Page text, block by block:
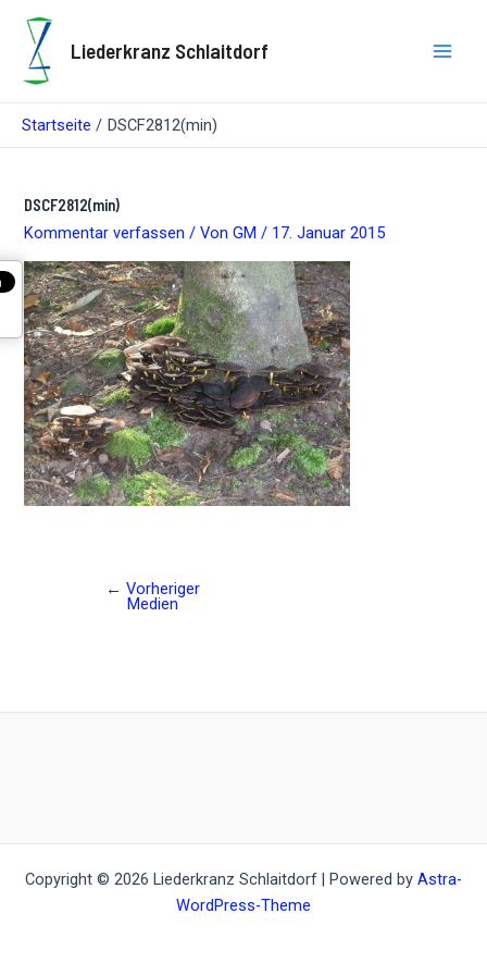
Inhalt
springen
Liederkranz Schlaitdorf
Startseite DSCF2812(min)
DSCF2812(min)
Kommentar verfassen / VonGM/ 17. Januar 2015
← Vorheriger
Medien
Copyright © 2026 Liederkranz Schlaitdorf | Powered by Astra-
WordPress-Theme